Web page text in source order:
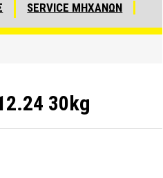
SERVICE ΜΗΧΑΝΩΝ
30kg